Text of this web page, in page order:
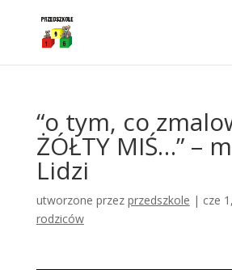
“o tym, co
ŻÓŁTY MIŚ…” –
Lidzi
utworzone przez przedszkole | cze
rodziców